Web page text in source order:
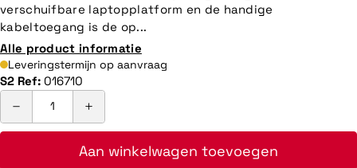
verschuifbare laptopplatform en de handige
kabeltoegang is de op...
Alle product informatie
Leveringstermijn op aanvraag
S2 Ref: 016710
Aan winkelwagen toevoegen